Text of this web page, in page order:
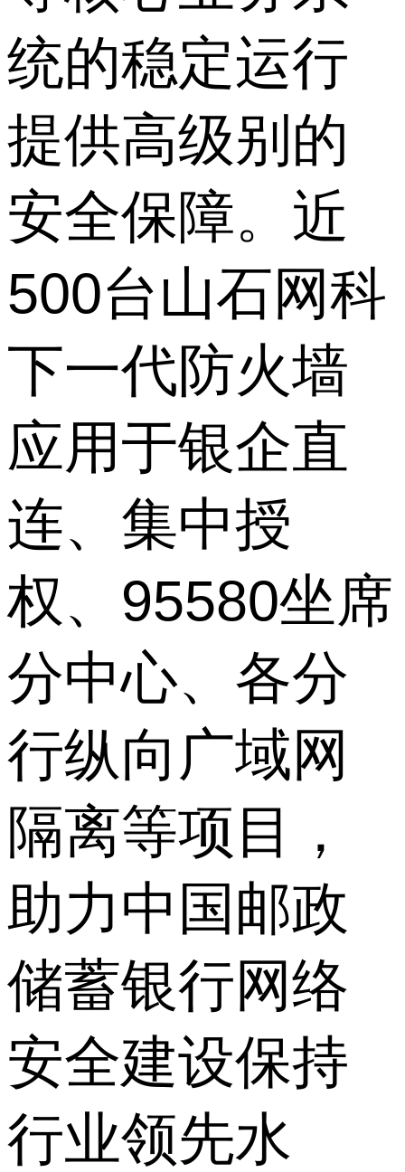
统的稳定运行
提供高级别的
安全保障。近
500台山石网科
下一代防火墙
应用于银企直
连、集中授
权、95580坐席
分中心、各分
行纵向广域网
隔离等项目，
助力中国邮政
储蓄银行网络
安全建设保持
行业领先水